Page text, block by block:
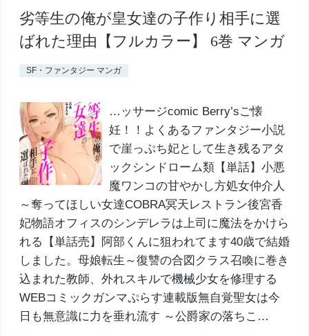
劣等生の俺が皇女達の子作り相手に選
ばれた理由【フルカラー】 6巻 マンガ
SF・ファンタジー マンガ
…ッサージcomic Berry’sご懐
妊！！よくあるファンタジー小説
で崖っぷち妃として生き残るアタ
ックシンドローム類【単話】小悪
魔ワンコの甘やかし方処女仲介人
～奪ってほしい女達COBRA冥天レストラン後宮香
妃物語オフィスのシンデレラは上司に魔法をかけら
れる【単話売】阿部くんに狙われてます40歳で結婚
しました。母娘転生～復讐の合図クラス召喚に巻き
込まれた教師、外れスキルで機械少女を修理する
WEBコミックガンマぷらす連載版無自覚聖女は今
日も無意識に力を垂れ流す ～公爵家の落ちこ…